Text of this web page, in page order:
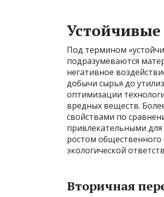
Под термином
подразумеваются
негативное
добычи сырья до
оптимизации
вредных веществ.
свойствами по
привлекательными для
ростом
экологической
Вторичная